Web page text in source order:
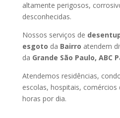
altamente perigosos,
desconhecidas.
Nossos serviços de
esgoto da Bairro atendem
da Grande São Paulo, ABC
Atendemos residências,
escolas, hospitais,
horas por dia.